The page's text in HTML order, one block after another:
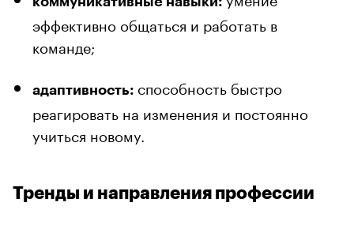
эффективно общаться и работать в
команде;
адаптивность: способность быстро
реагировать на изменения и постоянно
учиться новому.
Тренды и направления профессии